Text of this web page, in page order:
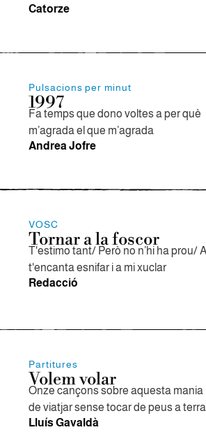
Catorze
Pulsacions per minut
1997
Fa temps que dono voltes a per què
m’agrada el que m’agrada
Andrea Jofre
VOSC
Tornar a la foscor
T'estimo tant/ Però no n’hi ha prou/
t'encanta esnifar i a mi xuclar
Redacció
Partitures
Volem volar
Onze cançons sobre aquesta mania
de viatjar sense tocar de peus a terra
Lluís Gavaldà